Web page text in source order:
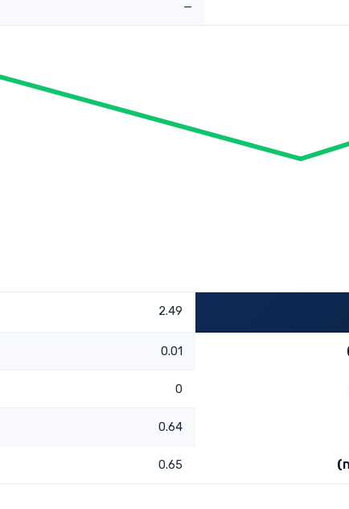
—
2.49
0.01
0
0.64
0.65